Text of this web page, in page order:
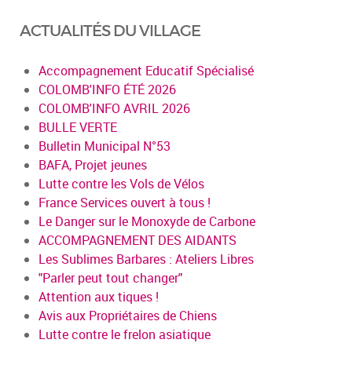
ACTUALITÉS DU VILLAGE
Accompagnement Educatif Spécialisé
COLOMB'INFO ÉTÉ 2026
COLOMB'INFO AVRIL 2026
BULLE VERTE
Bulletin Municipal N°53
BAFA, Projet jeunes
Lutte contre les Vols de Vélos
France Services ouvert à tous !
Le Danger sur le Monoxyde de Carbone
ACCOMPAGNEMENT DES AIDANTS
Les Sublimes Barbares : Ateliers Libres
"Parler peut tout changer"
Attention aux tiques !
Avis aux Propriétaires de Chiens
Lutte contre le frelon asiatique